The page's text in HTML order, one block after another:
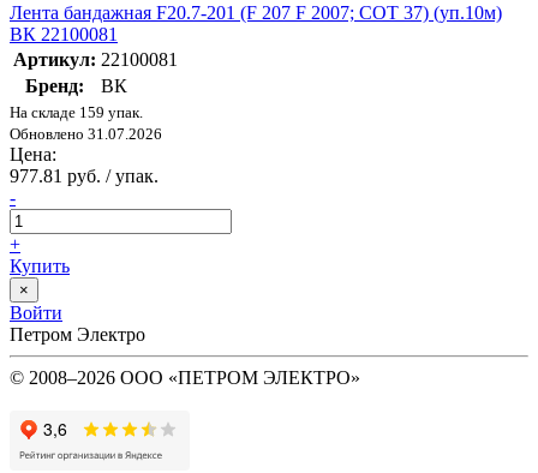
Лента бандажная F20.7-201 (F 207 F 2007; COT 37) (уп.10м)
ВК 22100081
Артикул: 22100081
Бренд:
ВК
На складе 159 упак.
Обновлено 31.07.2026
Цена:
977.81 руб. / упак.
-
+
Купить
×
Войти
Петром Электро
© 2008–2026 ООО «ПЕТРОМ ЭЛЕКТРО»